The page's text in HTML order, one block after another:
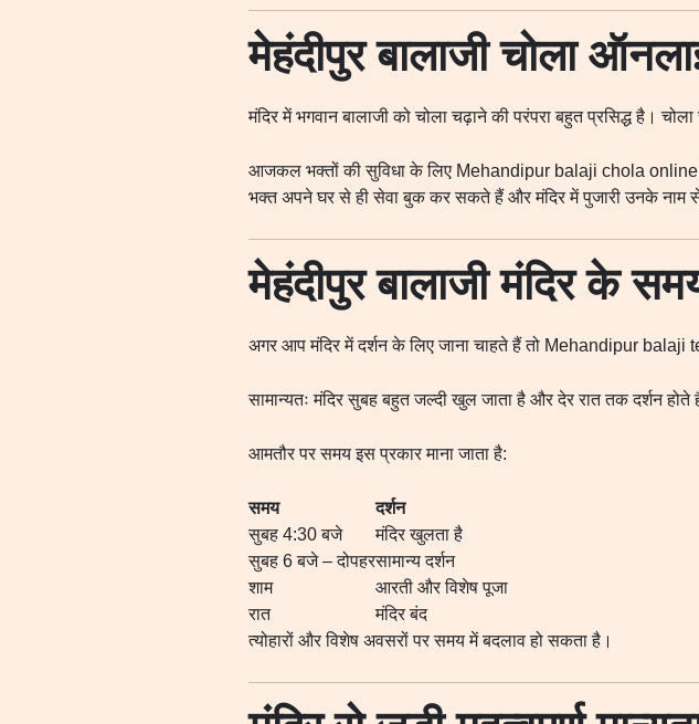
मेहंदीपुर बालाजी चोला
मंदिर में भगवान बालाजी को चोला चढ़ाने की परंपरा बहुत प्रसिद्ध है।
आजकल भक्तों की सुविधा के लिए Mehandipur balaji chola online
भक्त अपने घर से ही सेवा बुक कर सकते हैं और मंदिर में पुजारी उनके नाम
मेहंदीपुर बालाजी मंदिर के
अगर आप मंदिर में दर्शन के लिए जाना चाहते हैं तो Mehandipur
सामान्यतः मंदिर सुबह बहुत जल्दी खुल जाता है और देर रात तक दर्शन होते
आमतौर पर समय इस प्रकार माना जाता है:
समय
दर्शन
सुबह 4:30 बजे
मंदिर खुलता है
सुबह 6 बजे – दोपहरसामान्य दर्शन
शाम
आरती और विशेष पूजा
रात
मंदिर बंद
त्योहारों और विशेष अवसरों पर समय में बदलाव हो सकता है।